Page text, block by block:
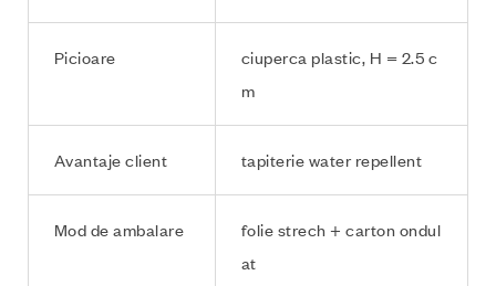
Picioare
ciuperca plastic, H = 2.5 c
m
Avantaje client tapiterie water repellent
Mod de ambalare
folie strech + carton ondul
at